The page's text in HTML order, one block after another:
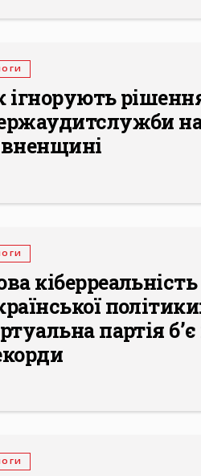
ігнорують
кіберреальність
партія б’є